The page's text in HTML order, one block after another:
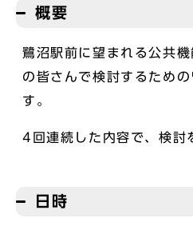
概要
鷺沼駅前に望まれる公共
の皆さんで検討するため
す。
4回連続した内容で、検討
日時